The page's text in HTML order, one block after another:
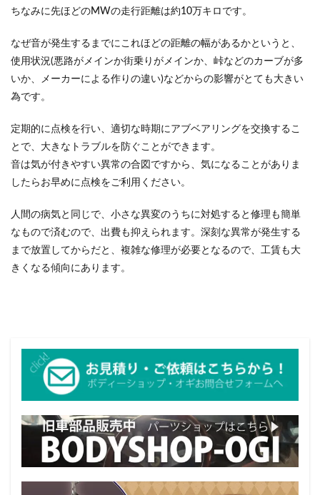
ちなみに先ほどのMWの走行距離は約10万キロです。
なぜ音が発生するまでにこれほどの距離の幅があるかというと、
使用状況(悪路がメインか街乗りがメインか、峠などのカーブが多
いか、メーカーによる作りの違い)などからの影響がとても大きい
為です。
定期的に点検を行い、適切な時期にアブベアリングを交換するこ
とで、大きなトラブルを防ぐことができます。
音は気が付きやすい異常の合図ですから、気になることがありま
したらお早めに点検をご利用ください。
人間の病気と同じで、小さな異変のうちに対処すると修理も簡単
なもので済むので、出費も抑えられます。深刻な異常が発生する
まで放置してからだと、複雑な修理が必要となるので、工賃も大
きくなる傾向にあります。